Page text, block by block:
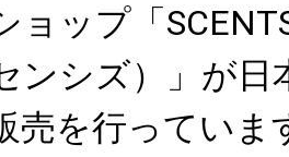
ョップ「
ンシズ）」が日
売を行っていま